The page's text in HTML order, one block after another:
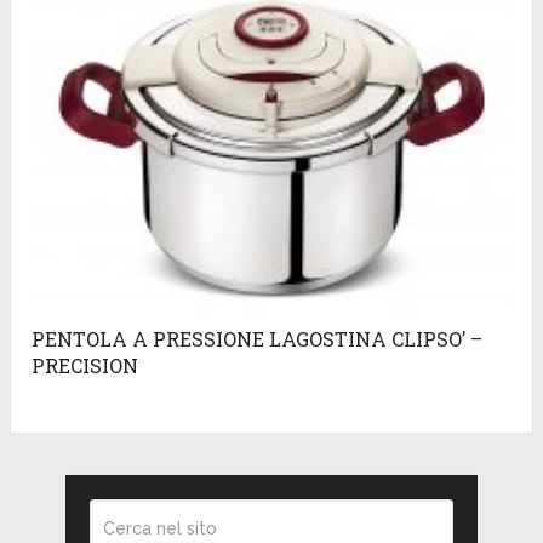
PENTOLA A PRESSIONE LAGOSTINA CLIPSO’ –
PRECISION